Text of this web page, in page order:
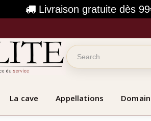
Livraison gratuite dès
La cave Appellations